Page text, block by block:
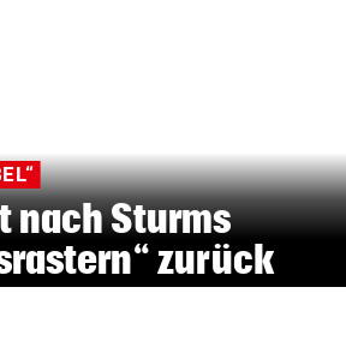
nach Sturms
zurück